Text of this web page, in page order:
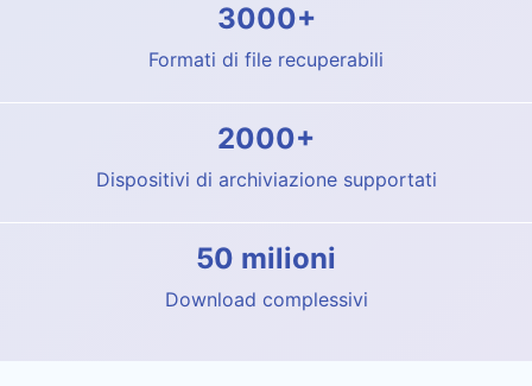
3000+
Formati di file recuperabili
2000+
Dispositivi di archiviazione supportati
50 milioni
Download complessivi